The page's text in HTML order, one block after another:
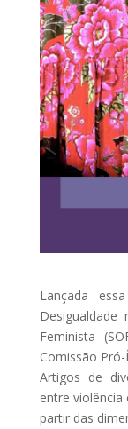
Lançada
Desigualdade
Feminista
Comissão
Artigos de
entre
partir das